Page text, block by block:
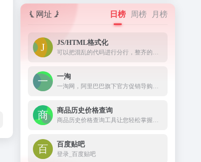
网址 日榜 周榜 月榜
JS/HTML格式化
可以把混乱的代码进行分行，整齐的显示出来。
一淘
一淘网，阿里巴巴旗下官方促销导购平台，通过超高返利、大额红包、超值优惠券等丰富的利益点，为用户提供高性价比的品牌好货，是必不可少的网购省钱利器。
商品历史价格查询
商品历史价格查询工具让您轻松掌握商品的历史价格趋势，辨别商品真假促销，支持淘宝历史价格查询、天猫历史价格查询、京东历史价格查询等，是一款不可多得的购物神器。
百度贴吧
登录_百度贴吧